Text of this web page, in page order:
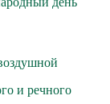
и речного